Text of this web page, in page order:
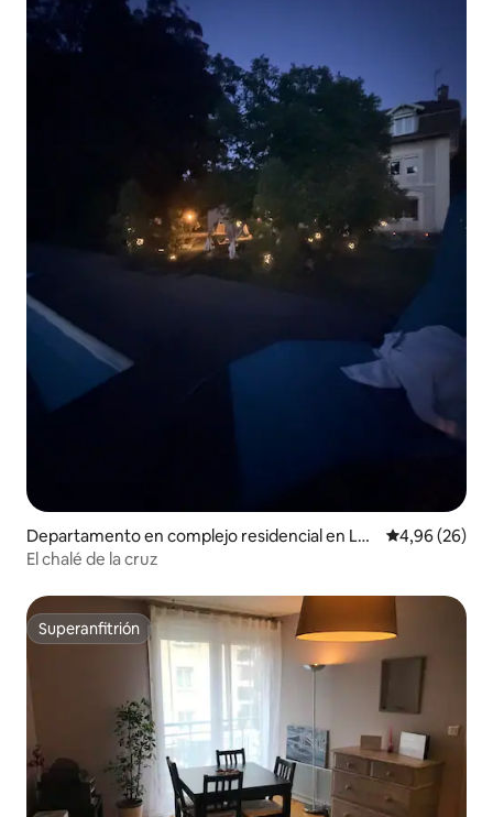
Departamento en complejo residencial en Lés
igny
Calificación
4,96 (26)
El chalé de la cruz
Superanfitrión
Superanfitrión